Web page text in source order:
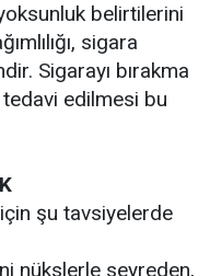
belirtilerini
sigara
Sigarayı bırakma
edilmesi bu
şu tavsiyelerde
nükslerle seyreden,